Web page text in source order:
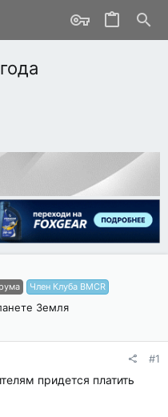
Член Клуба BMCR
Земля
#1
придется платить